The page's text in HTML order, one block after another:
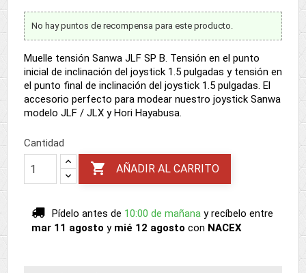
No hay puntos de recompensa para este producto.
Muelle tensión Sanwa JLF SP B. Tensión en el punto
inicial de inclinación del joystick 1.5 pulgadas y tensión en
el punto final de inclinación del joystick 1.5 pulgadas. El
accesorio perfecto para modear nuestro joystick Sanwa
modelo JLF / JLX y Hori Hayabusa.
Cantidad
 AÑADIR AL CARRITO
Pídelo antes de 10:00 de mañana y recíbelo entre
mar 11 agosto y mié 12 agosto con NACEX